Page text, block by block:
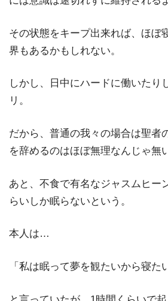
その状態をキープ出来れば、ほぼ
界もあるかもしれない。
しかし、日中にハードに働いたり
リ。
だから、普通の我々の場合は聖者
を辞めるのはほぼ無理なんじゃ無
あと、不食で有名なジャスムヒー
らいしか眠らないという。
本人は…
「私は眠って夢を観たいから寝た